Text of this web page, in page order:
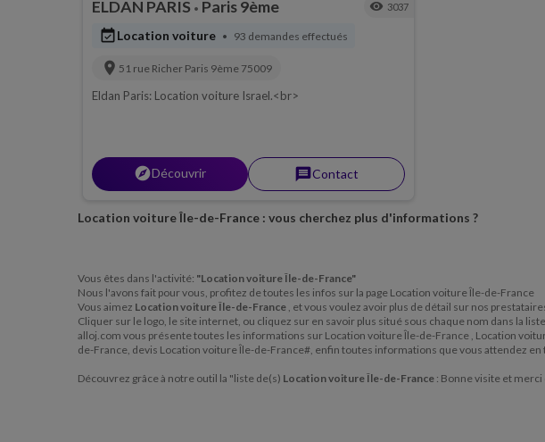
ELDAN PARIS • Paris 9ème visibility 3037
event_availableLocation voiture • 93 demandes effectués
location_on 51 rue Richer Paris 9ème 75009
Eldan Paris: Location voiture Israel.<br>
explorerDécouvrir messageContact
Location voiture Île-de-France : vous cherchez plus d'informations ?
Vous êtes dans l'activité: "Location voiture Île-de-France"
Nous l'avons fait pour vous, profitez de toutes les infos sur la page Location voiture Île-de-France
Vous aimez Location voiture Île-de-France , et vous voulez avoir plus de détail sur nos
Cliquer sur le logo, le site internet, ou cliquez sur en savoir plus situé sous chaque nom dans la
alloj.com vous présente toutes les informations sur Location voiture Île-de-France , Location
de-France, devis Location voiture Île-de-France#, enfin toutes informations que vous attendez en
Découvrez grâce à notre outil la "liste de(s) Location voiture Île-de-France : Bonne visite et